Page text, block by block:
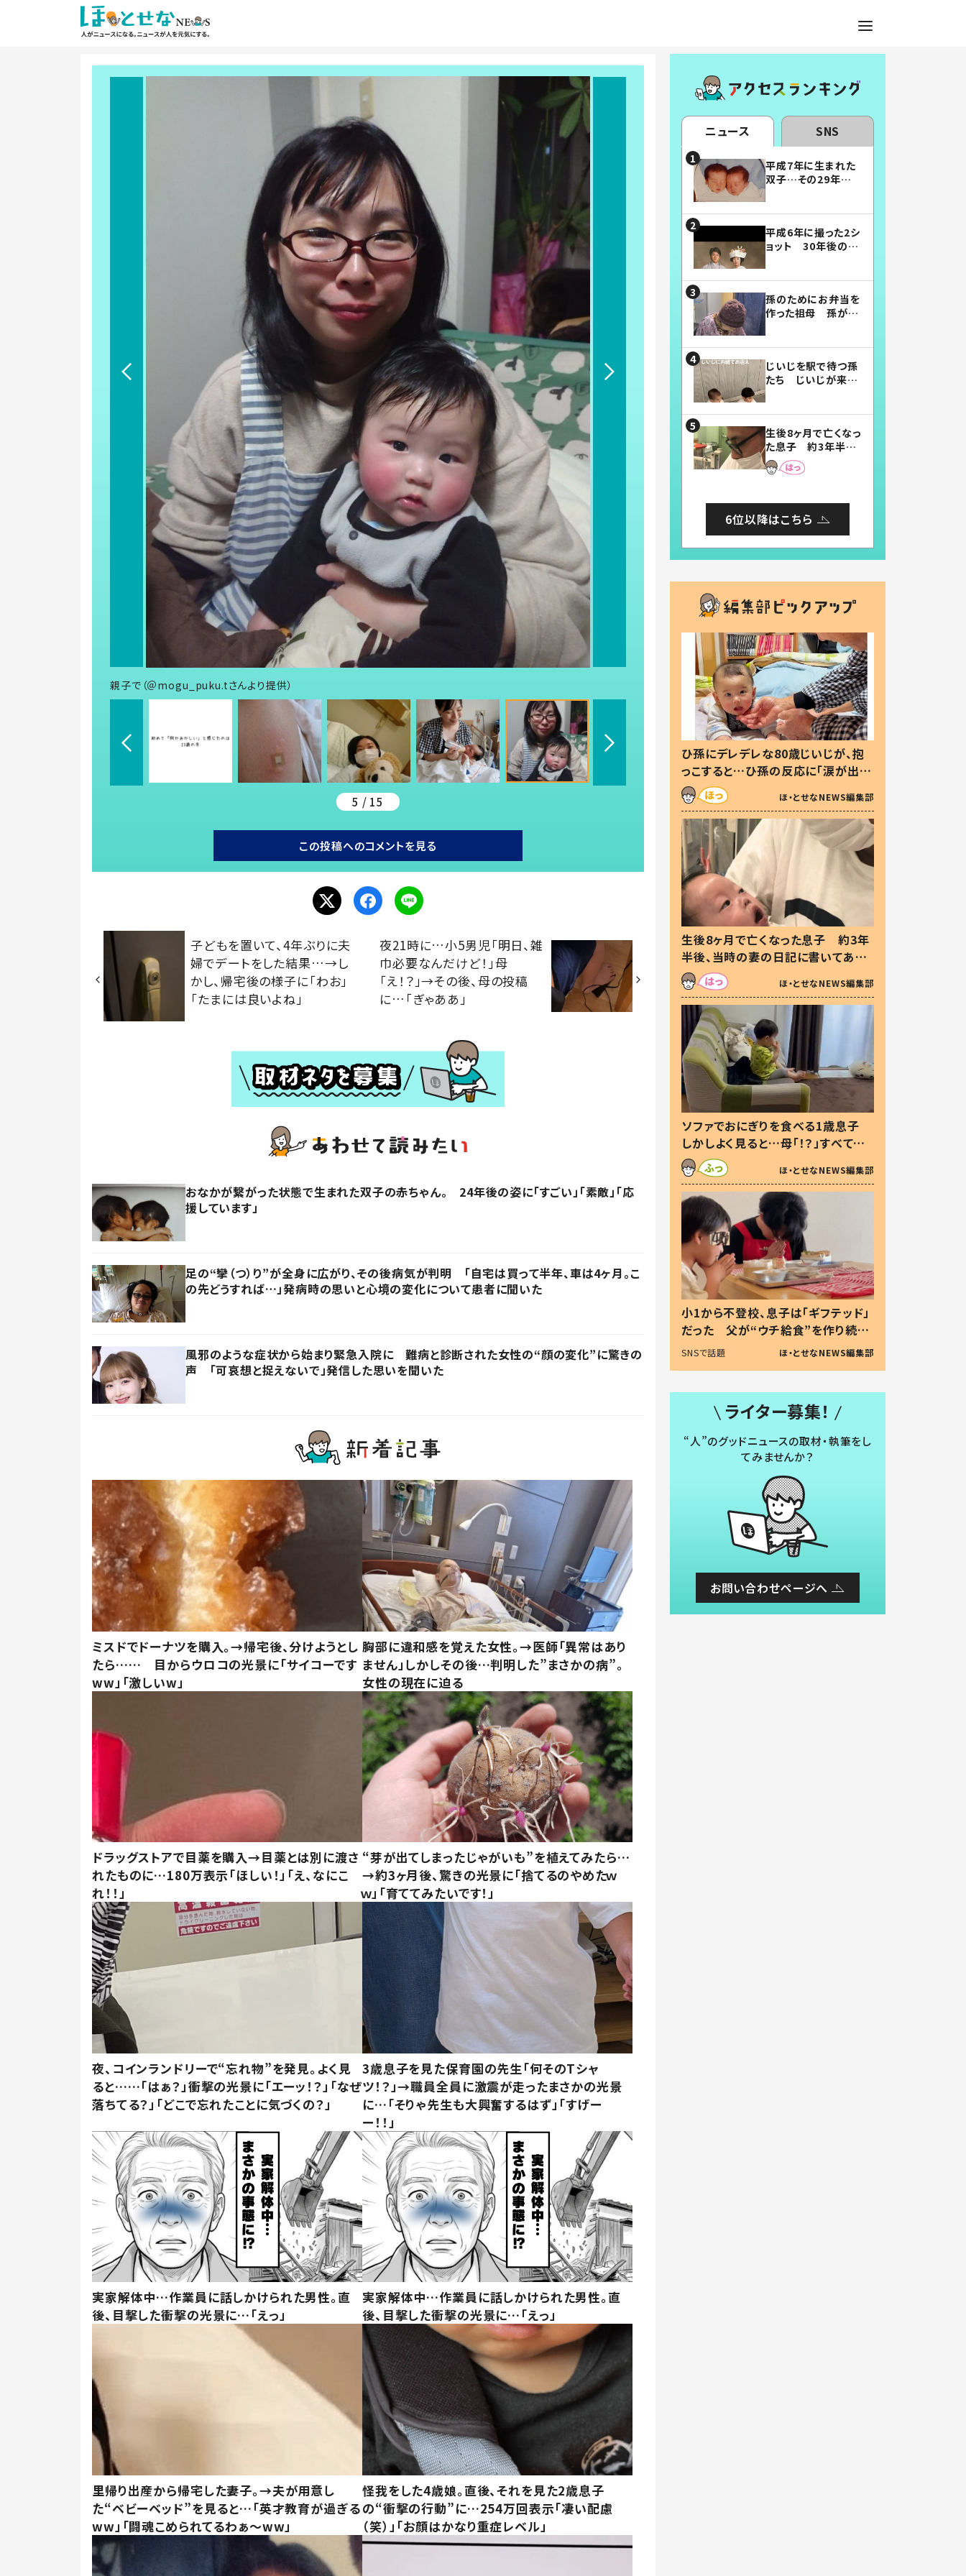
親子で（＠mogu_puku.tさんより提供）
5 / 15
この投稿へのコメントを見る
子どもを置いて、4年ぶりに夫
婦でデートをした結果…→し
かし、帰宅後の様子に「わお」
「たまには良いよね」
夜21時に…小5男児「明日、雑
巾必要なんだけど！」母
「え！？」→その後、母の投稿
に…「ぎゃああ」
おなかが繋がった状態で生まれた双子の赤ちゃん。 24年後の姿に「すごい」「素敵」「応
援しています」
足の“攣（つ）り”が全身に広がり、その後病気が判明 「自宅は買って半年、車は4ヶ月。こ
の先どうすれば…」発病時の思いと心境の変化について患者に聞いた
風邪のような症状から始まり緊急入院に 難病と診断された女性の“顔の変化”に驚きの
声 「可哀想と捉えないで」発信した思いを聞いた
ミスドでドーナツを購入。→帰宅後、分けようとし
たら…… 目からウロコの光景に「サイコーです
ww」「激しいw」
胸部に違和感を覚えた女性。→医師「異常はあり
ません」しかしその後…判明した”まさかの病”。
女性の現在に迫る
ドラッグストアで目薬を購入→目薬とは別に渡さ
れたものに…180万表示「ほしい！」「え、なにこ
れ！！」
“芽が出てしまったじゃがいも”を植えてみたら…
→約3ヶ月後、驚きの光景に「捨てるのやめたｗ
ｗ」「育ててみたいです！」
夜、コインランドリーで“忘れ物”を発見。よく見
ると……「はぁ？」衝撃の光景に「エーッ！？」「なぜ
落ちてる？」「どこで忘れたことに気づくの？」
3歳息子を見た保育園の先生「何そのTシャ
ツ！？」→職員全員に激震が走ったまさかの光景
に…「そりゃ先生も大興奮するはず」「すげー
ー！！」
実家解体中…作業員に話しかけられた男性。直
後、目撃した衝撃の光景に…「えっ」
実家解体中…作業員に話しかけられた男性。直
後、目撃した衝撃の光景に…「えっ」
里帰り出産から帰宅した妻子。→夫が用意し
た“ベビーベッド”を見ると…「英才教育が過ぎる
ww」「闘魂こめられてるわぁ～ww」
怪我をした4歳娘。直後、それを見た2歳息子
の“衝撃の行動”に…254万回表示「凄い配慮
（笑）」「お顔はかなり重症レベル」
ニュース SNS
平成7年に生まれた
双子…その29年後
平成6年に撮った2シ
ョット 30年後の姿
孫のためにお弁当を
作った祖母 孫が絶
じいじを駅で待つ孫
たち じいじが来た
まらない」「幸せにな
れる」
生後8ヶ月で亡くなっ
た息子 約3年半
後、当時の妻の日記
に書いてあった本音
6位以降はこちら
ひ孫にデレデレな80歳じいじが、抱
っこすると…ひ孫の反応に「涙が出ま
した」「可愛くて仕方ない」
ほ・とせなNEWS編集部
生後8ヶ月で亡くなった息子 約3年
半後、当時の妻の日記に書いてあっ
た本音とは
ほ・とせなNEWS編集部
ソファでおにぎりを食べる1歳息子
しかしよく見ると…母「！？」すべてを
察した母の投稿に「可愛いから許
す！」「現行犯〜」
ほ・とせなNEWS編集部
小1から不登校、息子は「ギフテッド」
だった 父が“ウチ給食”を作り続け
る理由とは #令和の親 #令和の子
SNSで話題 ほ・とせなNEWS編集部
ライター募集！
“人”のグッドニュースの取材・執筆をし
てみませんか？
お問い合わせページへ